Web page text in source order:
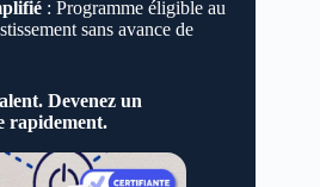
: Programme éligible au
sans avance de
Devenez un
rapidement.